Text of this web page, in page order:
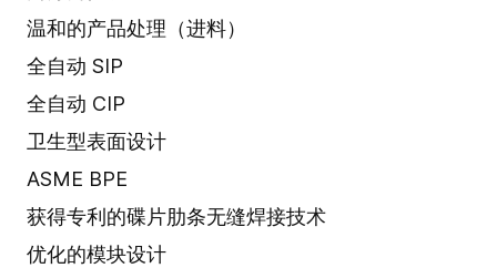
温和的产品处理（进料）
全自动 SIP
全自动 CIP
卫生型表面设计
ASME BPE
获得专利的碟片肋条无缝焊接技术
优化的模块设计